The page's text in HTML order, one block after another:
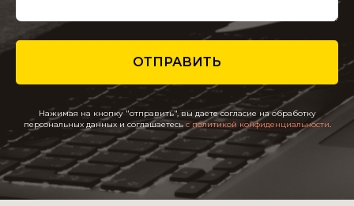
ОТПРАВИТЬ
Нажимая на кнопку "отправить", вы даете согласие на обработку
персональных данных и соглашаетесь c политикой конфиденциальности